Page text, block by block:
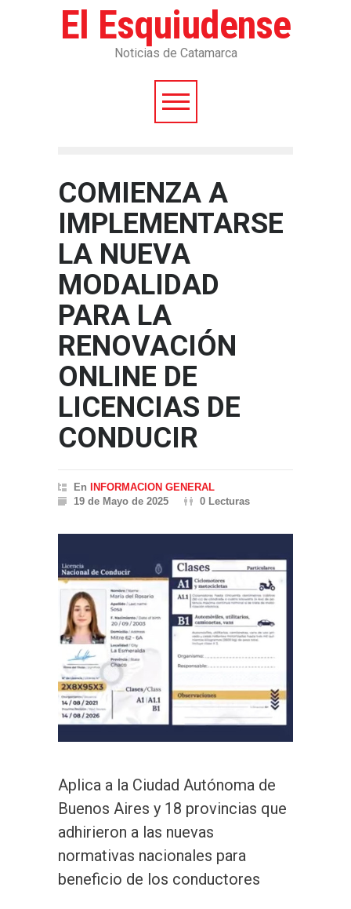
El Esquiudense
Noticias de Catamarca
COMIENZA A
IMPLEMENTARSE
LA NUEVA
MODALIDAD
PARA LA
RENOVACIÓN
ONLINE DE
LICENCIAS DE
CONDUCIR
En
INFORMACION GENERAL
19 de Mayo de 2025
0 Lecturas
Aplica a la Ciudad Autónoma de
Buenos Aires y 18 provincias que
adhirieron a las nuevas
normativas nacionales para
beneficio de los conductores